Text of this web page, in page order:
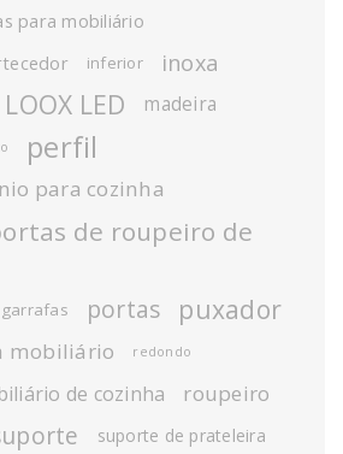
para mobiliário
inferior inoxa
LOOX LED madeira
perfil
para cozinha
de roupeiro de
portas puxador
mobiliário redondo
de cozinha roupeiro
suporte de prateleira